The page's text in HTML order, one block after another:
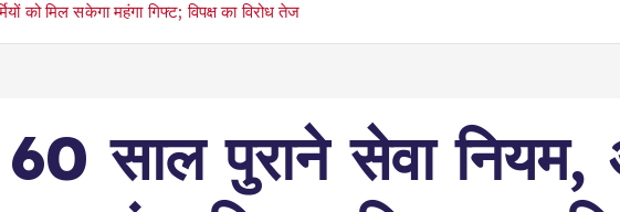
को मिल सकेगा महंगा गिफ्ट; विपक्ष का विरोध तेज
साल पुराने सेवा नियम,